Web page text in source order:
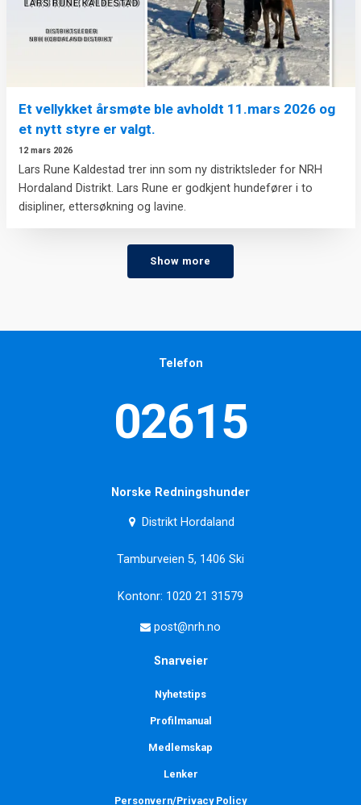
Et vellykket årsmøte ble avholdt 11.mars 2026 og
et nytt styre er valgt.
12 mars 2026
Lars Rune Kaldestad trer inn som ny distriktsleder for NRH
Hordaland Distrikt. Lars Rune er godkjent hundefører i to
disipliner, ettersøkning og lavine.
Show more
Telefon
02615
Norske Redningshunder
Distrikt Hordaland
Tamburveien 5, 1406 Ski
Kontonr: 1020 21 31579
post@nrh.no
Snarveier
Nyhetstips
Profilmanual
Medlemskap
Lenker
Personvern/Privacy Policy